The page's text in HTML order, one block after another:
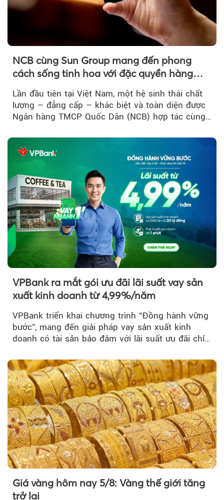
NCB cùng Sun Group mang đến phong
cách sống tinh hoa với đặc quyền hàng
Lần đầu tiên tại Việt Nam, một hệ sinh thái chất
lượng – đẳng cấp – khác biệt và toàn diện được
Ngân hàng TMCP Quốc Dân (NCB) hợp tác cùng
VPBank ra mắt gói ưu đãi lãi suất vay sản
xuất kinh doanh từ 4,99%/năm
VPBank triển khai chương trình “Đồng hành vững
bước”, mang đến giải pháp vay sản xuất kinh
doanh có tài sản bảo đảm với lãi suất ưu đãi chỉ
Giá vàng hôm nay 5/8: Vàng thế giới tăng
trở lại